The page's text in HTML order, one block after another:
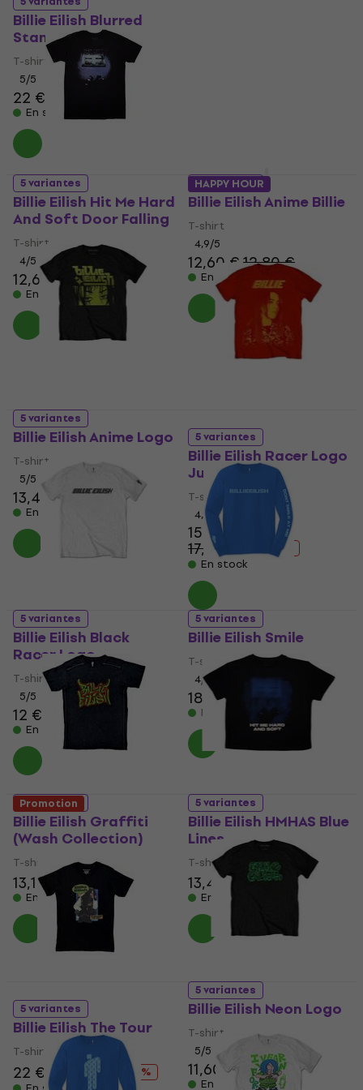
Billie Eilish Blurred
Stand
T-shirt
5/5
22 €
En stock
5 variantes
Billie Eilish Hit Me Hard
And Soft Door Falling
T-shirt
4/5
12,60 € 12,90 €
En stock
5 variantes
Billie Eilish Anime Billie
T-shirt
4,9/5
12,60 €12,80 €
En stock
5 variantes
Billie Eilish Anime Logo
T-shirt
5/5
13,40 € 13,60 €
En stock
HAPPY HOUR
5 variantes
Billie Eilish Racer Logo
Jumbo
T-shirt
4,1
15,10 €
17,20 €
- 12 %
En stock
5 variantes
Billie Eilish Black
Racer Logo
T-shirt
5/5
12 € 12,20 €
En stock
5 variantes
Billie Eilish Smile
T-shirt
4/5
18,90 € 19,30 €
En stock
5 variantes
Billie Eilish Graffiti
(Wash Collection)
T-shirt
13,10 € 13,30 €
En stock
5 variantes
Billie Eilish HMHAS Blue
Lines
T-shirt
13,40 € 13,70 €
En stock
Promotion
5 variantes
Billie Eilish The Tour
T-shirt
22 € 24,10 €
- 9 %
5 variantes
Billie Eilish Neon Logo
T-shirt
5/5
11,60 €
En stock